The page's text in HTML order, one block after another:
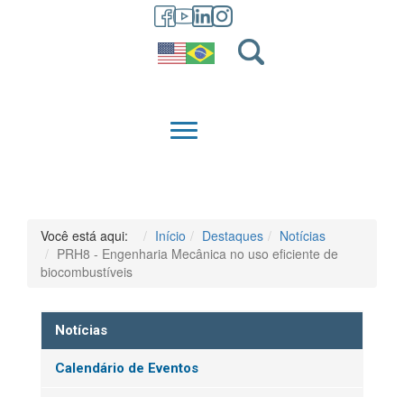
QUEM SOMOS
Você está aqui: Início Destaques
Notícias
PRH8 - Engenharia Mecânica no uso eficiente de
biocombustíveis
Notícias
Calendário de Eventos